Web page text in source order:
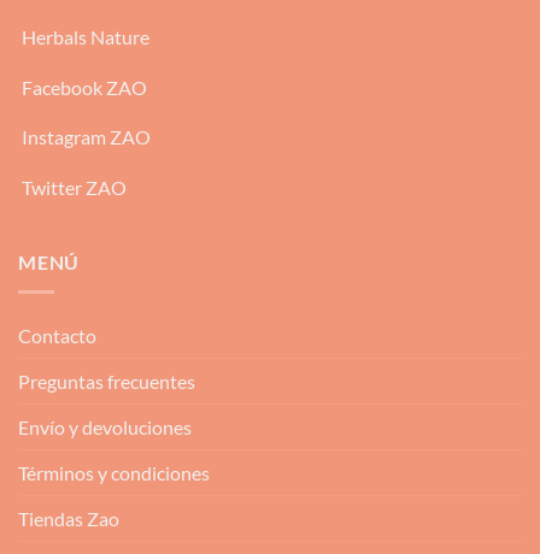
Herbals Nature
Facebook ZAO
Instagram ZAO
Twitter ZAO
MENÚ
Contacto
Preguntas frecuentes
Envío y devoluciones
Términos y condiciones
Tiendas Zao